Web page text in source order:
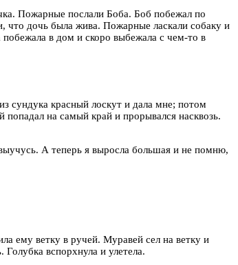
Пожарные послали Боба. Боб побежал по
что дочь была жива. Пожарные ласкали собаку и
в дом и скоро выбежала с чем-то в
сундука красный лоскут и дала мне; потом
на самый край и прорывался насквозь.
А теперь я выросла большая и не помню,
ему ветку в ручей. Муравей сел на ветку и
вспорхнула и улетела.